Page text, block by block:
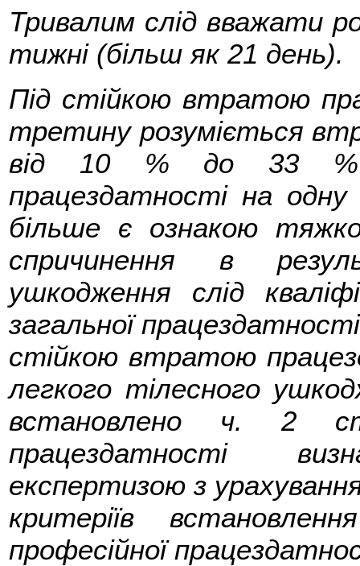
Тривалим слід вважати
тижні (більш як 21 день).
Під стійкою втратою
третину розуміється
від 10 % до 33 %
працездатності на
більше є ознакою
спричинення в
ушкодження слід
загальної
стійкою втратою
легкого тілесного
встановлено ч. 2
працездатності
експертизою з
критеріїв
професійної